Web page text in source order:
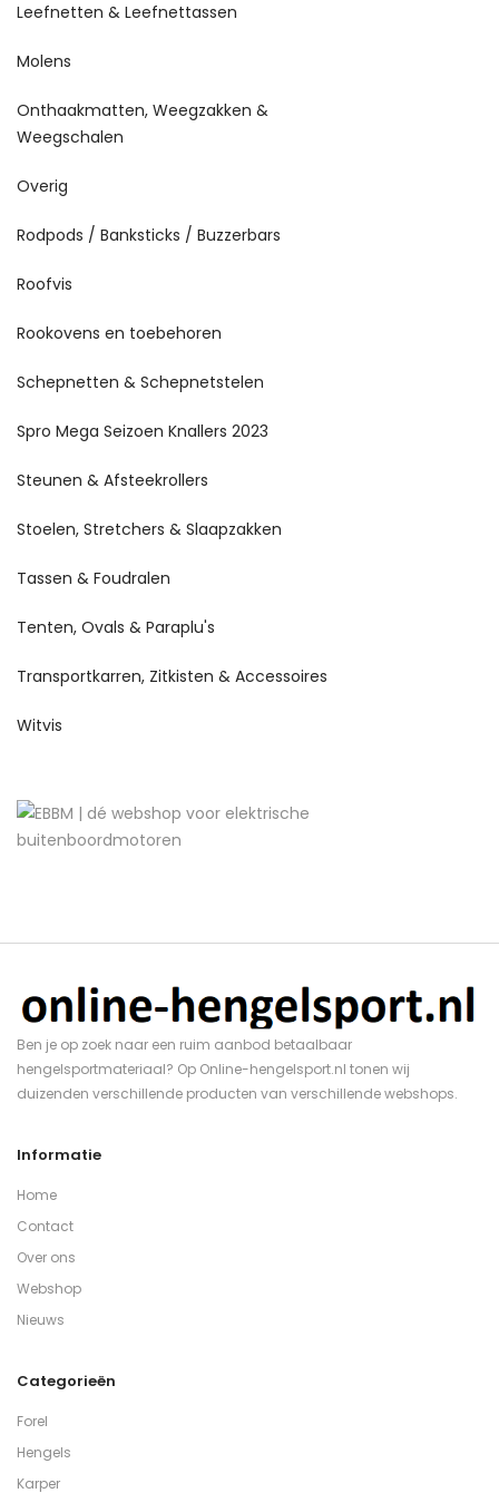
Leefnetten & Leefnettassen
Molens
Onthaakmatten, Weegzakken &
Weegschalen
Overig
Rodpods / Banksticks / Buzzerbars
Roofvis
Rookovens en toebehoren
Schepnetten & Schepnetstelen
Spro Mega Seizoen Knallers 2023
Steunen & Afsteekrollers
Stoelen, Stretchers & Slaapzakken
Tassen & Foudralen
Tenten, Ovals & Paraplu's
Transportkarren, Zitkisten & Accessoires
Witvis
Ben je op zoek naar een ruim aanbod betaalbaar
hengelsportmateriaal? Op Online-hengelsport.nl tonen wij
duizenden verschillende producten van verschillende webshops.
Informatie
Home
Contact
Over ons
Webshop
Nieuws
Categorieën
Forel
Hengels
Karper